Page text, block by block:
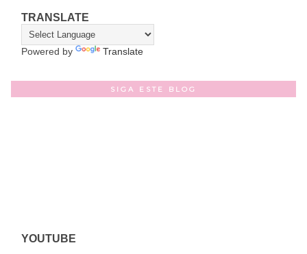
TRANSLATE
Powered by Translate
SIGA ESTE BLOG
YOUTUBE